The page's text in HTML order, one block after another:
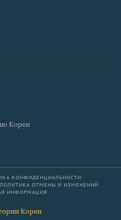
Кореи
КОНФИДЕНЦИАЛЬНОСТИ
ПОЛИТИКА ОТМЕНЫ И ИЗМЕНЕНИЙ
ИНФОРМАЦИЯ
Кореи